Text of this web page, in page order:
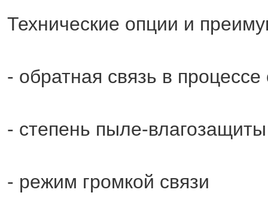
Технические опции и
- обратная связь в
- степень пыле-
- режим громкой связи